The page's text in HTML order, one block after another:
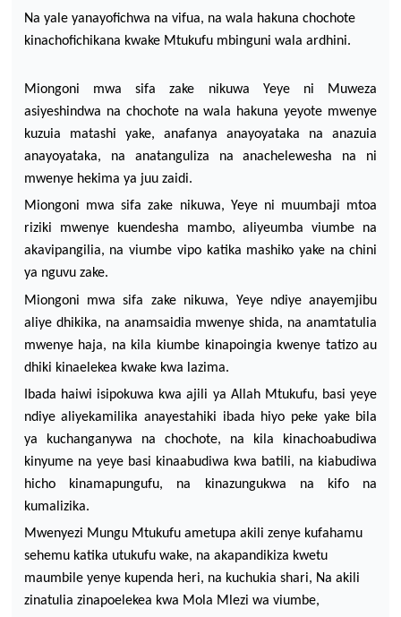
Na yale yanayofichwa na vifua, na wala hakuna chochote
kinachofichikana kwake Mtukufu mbinguni wala ardhini.
Miongoni mwa sifa zake nikuwa Yeye ni Muweza
asiyeshindwa na chochote na wala hakuna yeyote mwenye
kuzuia matashi yake, anafanya anayoyataka na anazuia
anayoyataka, na anatanguliza na anachelewesha na ni
mwenye hekima ya juu zaidi.
Miongoni mwa sifa zake nikuwa, Yeye ni muumbaji mtoa
riziki mwenye kuendesha mambo, aliyeumba viumbe na
akavipangilia, na viumbe vipo katika mashiko yake na chini
ya nguvu zake.
Miongoni mwa sifa zake nikuwa, Yeye ndiye anayemjibu
aliye dhikika, na anamsaidia mwenye shida, na anamtatulia
mwenye haja, na kila kiumbe kinapoingia kwenye tatizo au
dhiki kinaelekea kwake kwa lazima.
Ibada haiwi isipokuwa kwa ajili ya Allah Mtukufu, basi yeye
ndiye aliyekamilika anayestahiki ibada hiyo peke yake bila
ya kuchanganywa na chochote, na kila kinachoabudiwa
kinyume na yeye basi kinaabudiwa kwa batili, na kiabudiwa
hicho kinamapungufu, na kinazungukwa na kifo na
kumalizika.
Mwenyezi Mungu Mtukufu ametupa akili zenyekufahamu
sehemu katika utukufu wake, na akapandikiza kwetu
maumbile yenye kupenda heri, na kuchukia shari, Na akili
zinatulia zinapoelekea kwa Mola Mlezi wa viumbe,